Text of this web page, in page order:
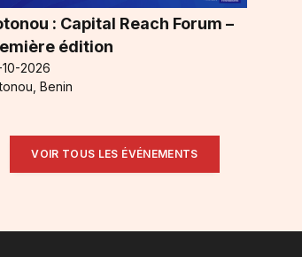
: Capital Reach Forum –
édition
2026
Benin
VOIR TOUS LES ÉVÉNEMENTS